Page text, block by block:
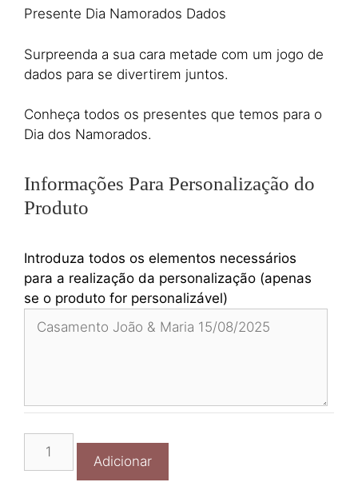
Presente Dia Namorados Dados
Surpreenda a sua cara metade com um jogo de
dados para se divertirem juntos.
Conheça todos os presentes que temos para o
Dia dos Namorados.
Informações Para Personalização do
Produto
Introduza todos os elementos necessários
para a realização da personalização (apenas
se o produto for personalizável)
Quantidade
Presente
Adicionar